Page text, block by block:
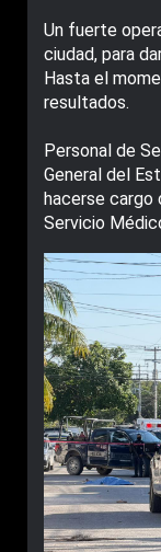
Un fuerte
ciudad, para
Hasta el
resultados.
Personal de
General del
hacerse cargo
Servicio